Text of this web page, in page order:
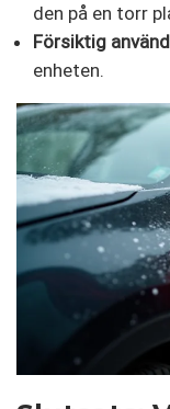
den på en torr
Försiktig
enheten.